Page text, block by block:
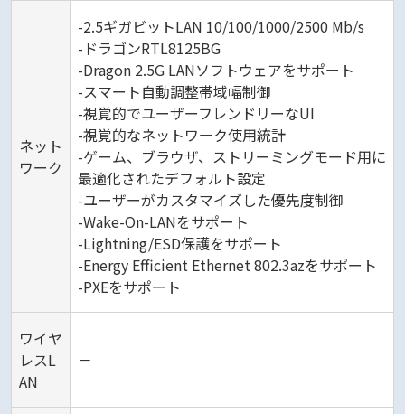
ネット
ワーク
-2.5ギガビットLAN 10/100/1000/2500 Mb/s
-ドラゴンRTL8125BG
-Dragon 2.5G LANソフトウェアをサポート
-スマート自動調整帯域幅制御
-視覚的でユーザーフレンドリーなUI
-視覚的なネットワーク使用統計
-ゲーム、ブラウザ、ストリーミングモード用に
最適化されたデフォルト設定
-ユーザーがカスタマイズした優先度制御
-Wake-On-LANをサポート
-Lightning/ESD保護をサポート
-Energy Efficient Ethernet 802.3azをサポート
-PXEをサポート
ワイヤ
レスL
AN
－